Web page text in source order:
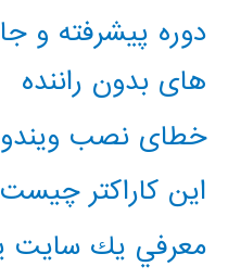
دوره پیشرفته و
های بدون راننده
خطای نصب
این کاراکتر چیست؟
معرفي يك سايت